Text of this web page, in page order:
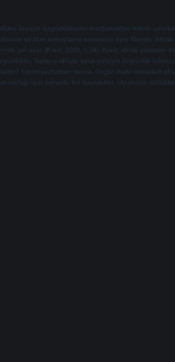
kişinin özgürlüklerini kısıtlamadan belirli
ve tüm sonuçların sonuçları aynı fikirde. Ahlak
yol açar (Kant, 2009, s.34). Kant, ahlak yasasını
Sadece ahlaki yasa yoluyla özgürlük
Uyumsuzluktan sonra, özgür irade olmadan
için zorunlu bir hastalıktır. Uyumsuz